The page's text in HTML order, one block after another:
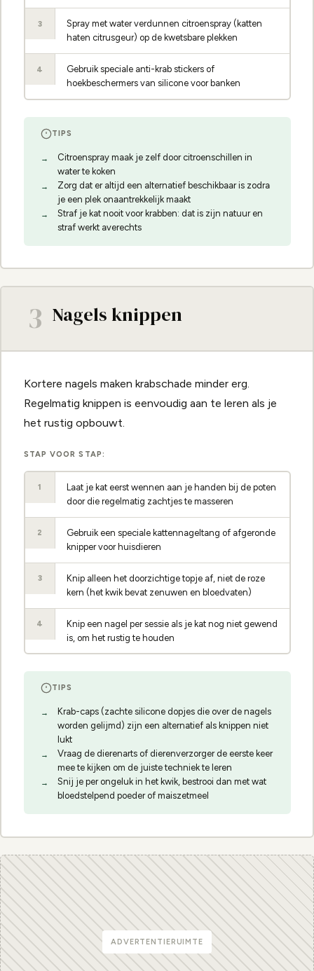
3
Spray met water verdunnen citroenspray (katten
haten citrusgeur) op de kwetsbare plekken
4
Gebruik speciale anti-krab stickers of
hoekbeschermers van silicone voor banken
TIPS
Citroenspray maak je zelf door citroenschillen in
water te koken
Zorg dat er altijd een alternatief beschikbaar is zodra
je een plek onaantrekkelijk maakt
Straf je kat nooit voor krabben: dat is zijn natuur en
straf werkt averechts
3 Nagels knippen
Kortere nagels maken krabschade minder erg.
Regelmatig knippen is eenvoudig aan te leren als je
het rustig opbouwt.
STAP VOOR STAP:
1
Laat je kat eerst wennen aan je handen bij de poten
door die regelmatig zachtjes te masseren
2
Gebruik een speciale kattennageltang of afgeronde
knipper voor huisdieren
3
Knip alleen het doorzichtige topje af, niet de roze
kern (het kwik bevat zenuwen en bloedvaten)
4
Knip een nagel per sessie als je kat nog niet gewend
is, om het rustig te houden
TIPS
Krab-caps (zachte silicone dopjes die over de nagels
worden gelijmd) zijn een alternatief als knippen niet
lukt
Vraag de dierenarts of dierenverzorger de eerste keer
mee te kijken om de juiste techniek te leren
Snij je per ongeluk in het kwik, bestrooi dan met wat
bloedstelpend poeder of maiszetmeel
ADVERTENTIERUIMTE